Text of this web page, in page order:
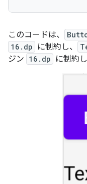
このコードは、
16.dp に制約し、
ジン 16.dp に制約し